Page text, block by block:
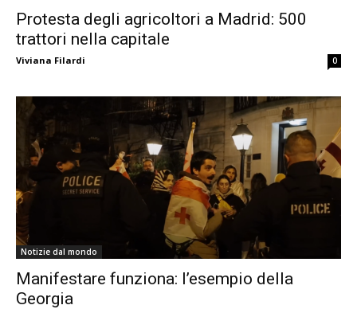
Protesta degli agricoltori a Madrid: 500
trattori nella capitale
Viviana Filardi 0
Notizie dal mondo
Manifestare funziona: l’esempio della
Georgia